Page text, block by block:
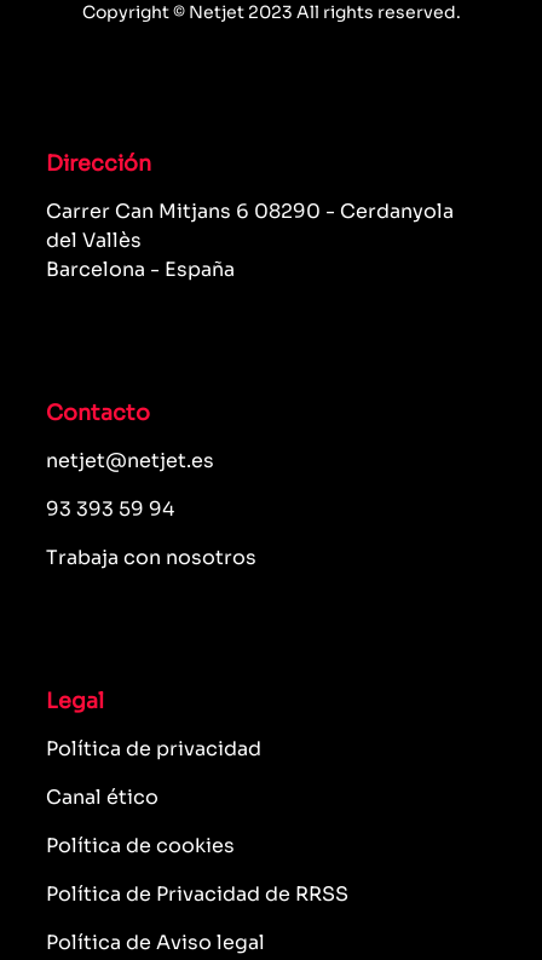
Copyright © Netjet 2023 All rights reserved.
Dirección
Carrer Can Mitjans 6 08290 - Cerdanyola
del Vallès
Barcelona - España
Contacto
netjet@netjet.es
93 393 59 94
Trabaja con nosotros
Legal
Política de privacidad
Canal ético
Política de cookies
Política de Privacidad de RRSS
Política de Aviso legal